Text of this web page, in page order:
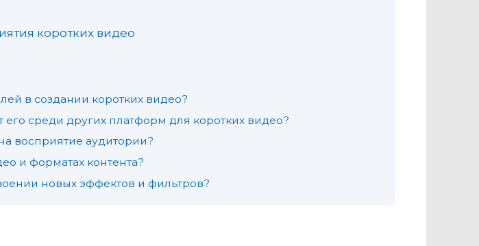
коротких видео
в создании коротких видео?
среди других платформ для коротких видео?
восприятие аудитории?
и форматах контента?
новых эффектов и фильтров?